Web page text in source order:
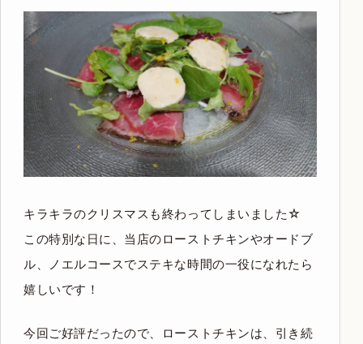
キラキラのクリスマスも終わってしまいました☆
この特別な日に、当店のローストチキンやオードブ
ル、ノエルコースでステキな時間の一役になれたら
嬉しいです！
今回ご好評だったので、ローストチキンは、引き続